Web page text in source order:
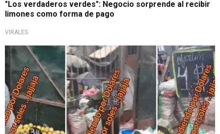
"Los verdaderos verdes": Negocio sorprende al recibir
limones como forma de pago
VIRALES
Tendencia en TikTok